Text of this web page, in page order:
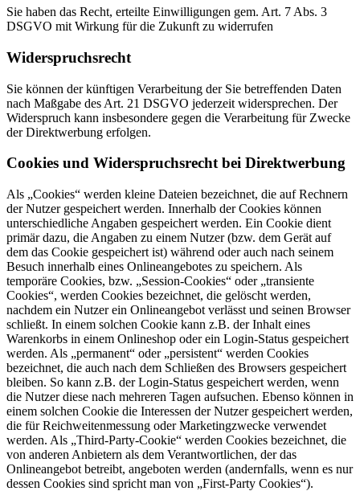
Sie haben das Recht, erteilte Einwilligungen gem. Art. 7 Abs. 3
DSGVO mit Wirkung für die Zukunft zu widerrufen
Widerspruchsrecht
Sie können der künftigen Verarbeitung der Sie betreffenden Daten
nach Maßgabe des Art. 21 DSGVO jederzeit widersprechen. Der
Widerspruch kann insbesondere gegen die Verarbeitung für Zwecke
der Direktwerbung erfolgen.
Cookies und Widerspruchsrecht bei Direktwerbung
Als „Cookies“ werden kleine Dateien bezeichnet, die auf Rechnern
der Nutzer gespeichert werden. Innerhalb der Cookies können
unterschiedliche Angaben gespeichert werden. Ein Cookie dient
primär dazu, die Angaben zu einem Nutzer (bzw. dem Gerät auf
dem das Cookie gespeichert ist) während oder auch nach seinem
Besuch innerhalb eines Onlineangebotes zu speichern. Als
temporäre Cookies, bzw. „Session-Cookies“ oder „transiente
Cookies“, werden Cookies bezeichnet, die gelöscht werden,
nachdem ein Nutzer ein Onlineangebot verlässt und seinen Browser
schließt. In einem solchen Cookie kann z.B. der Inhalt eines
Warenkorbs in einem Onlineshop oder ein Login-Status gespeichert
werden. Als „permanent“ oder „persistent“ werden Cookies
bezeichnet, die auch nach dem Schließen des Browsers gespeichert
bleiben. So kann z.B. der Login-Status gespeichert werden, wenn
die Nutzer diese nach mehreren Tagen aufsuchen. Ebenso können in
einem solchen Cookie die Interessen der Nutzer gespeichert werden,
die für Reichweitenmessung oder Marketingzwecke verwendet
werden. Als „Third-Party-Cookie“ werden Cookies bezeichnet, die
von anderen Anbietern als dem Verantwortlichen, der das
Onlineangebot betreibt, angeboten werden (andernfalls, wenn es nur
dessen Cookies sind spricht man von „First-Party Cookies“).